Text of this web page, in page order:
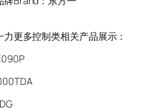
多控制类相关产品展示：